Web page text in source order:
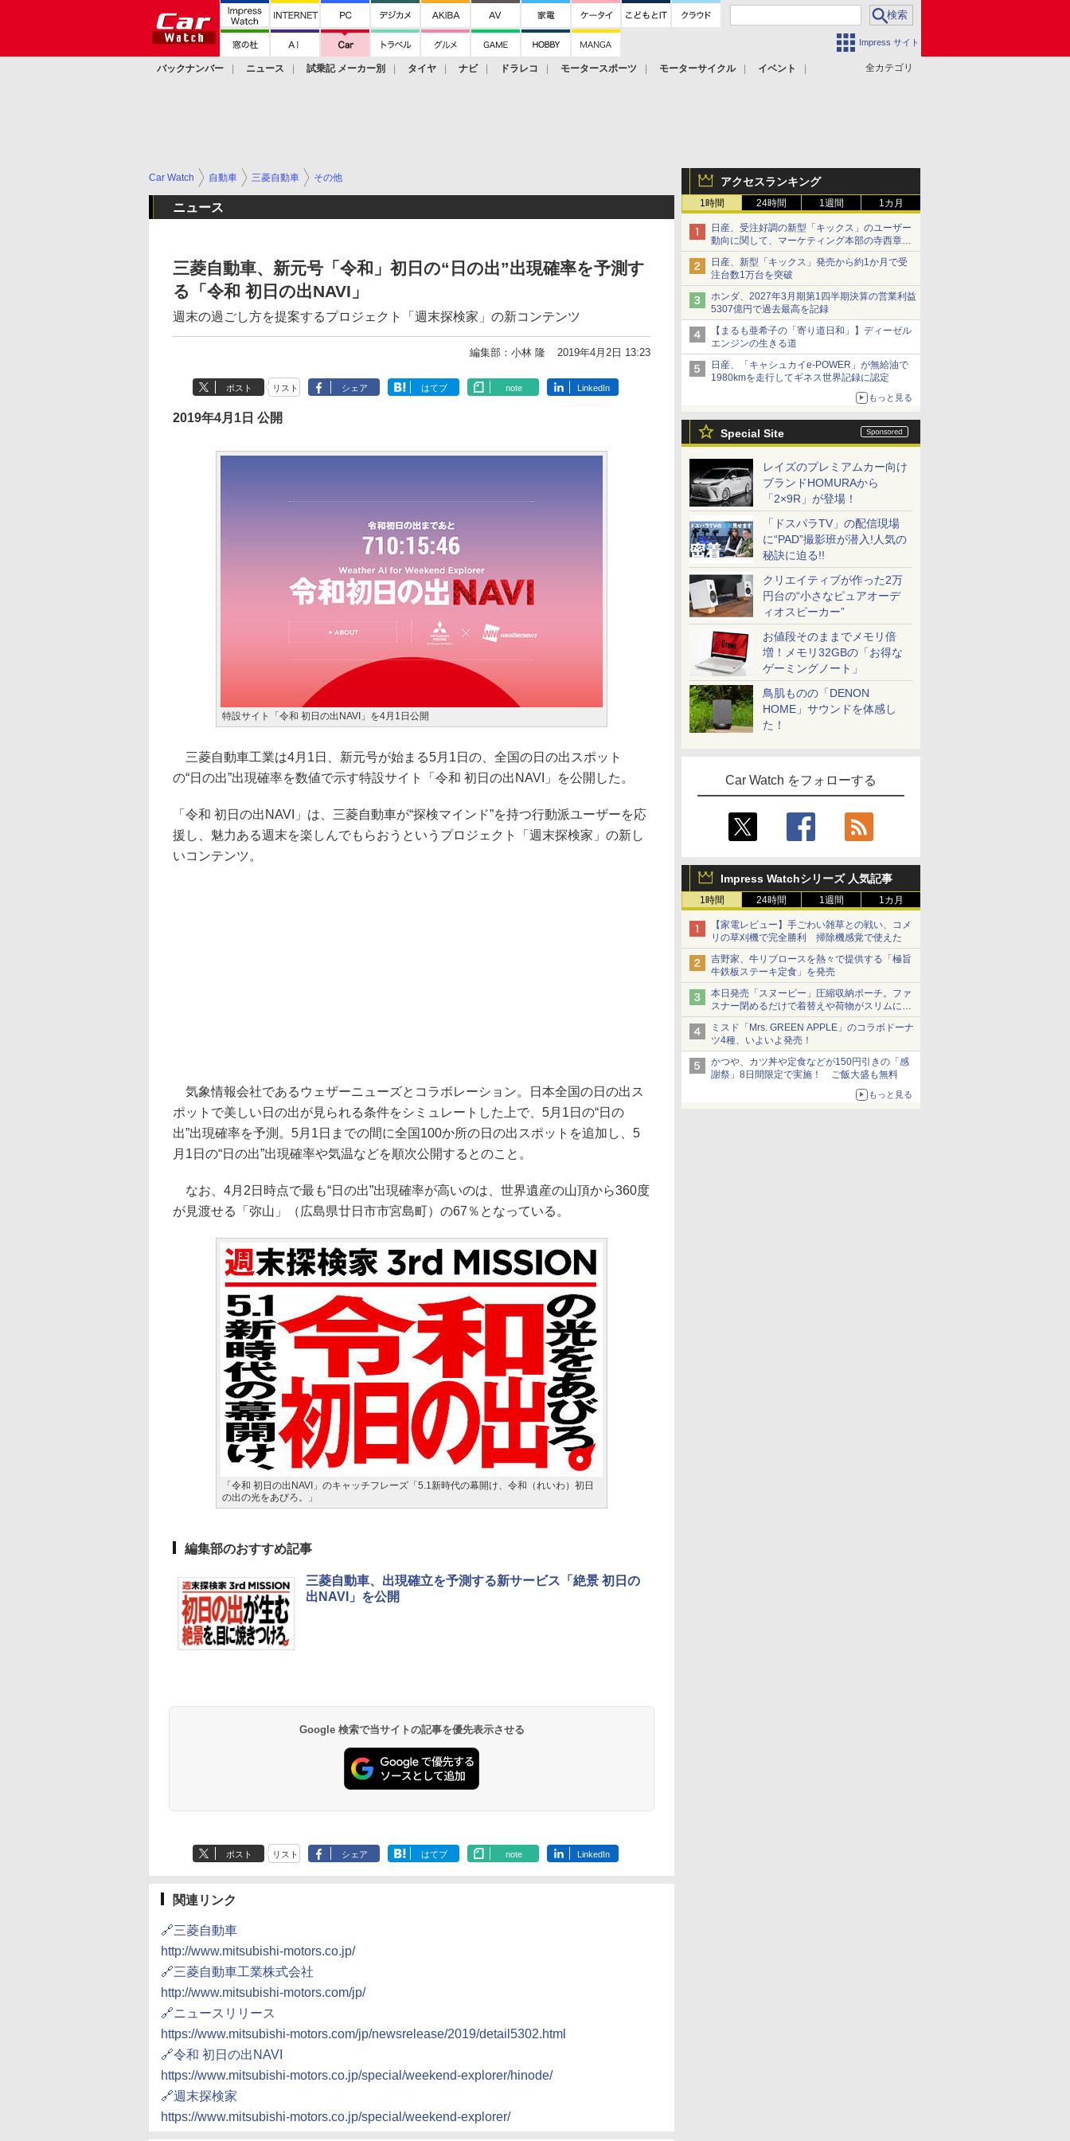
Impress サイト
全カテゴリ
バックナンバー ニュース 試乗記 メーカー別 タイヤ ナビ ドラレコ モータースポーツ モーターサイクル
イベント
アクセスランキング
1時間 24時間 1週間 1カ月
日産、受注好調の新型「キックス」のユーザー
動向に関して、マーケティング本部の寺西章氏
が解説
日産、新型「キックス」発売から約1か月で受
注台数1万台を突破
ホンダ、2027年3月期第1四半期決算の営業利益
5307億円で過去最高を記録
【まるも亜希子の「寄り道日和」】ディーゼル
エンジンの生きる道
日産、「キャシュカイe-POWER」が無給油で
1980kmを走行してギネス世界記録に認定
もっと見る
Special Site
レイズのプレミアムカー向け
ブランドHOMURAから
「2×9R」が登場！
「ドスパラTV」の配信現場
に“PAD”撮影班が潜入!人気の
秘訣に迫る!!
クリエイティブが作った2万
円台の“小さなピュアオーデ
ィオスピーカー”
お値段そのままでメモリ倍
増！メモリ32GBの「お得な
ゲーミングノート」
鳥肌ものの「DENON
HOME」サウンドを体感し
た！
Car Watch をフォローする
Impress Watchシリーズ 人気記事
1時間 24時間 1週間 1カ月
【家電レビュー】手ごわい雑草との戦い、コメ
リの草刈機で完全勝利 掃除機感覚で使えた
吉野家、牛リブロースを熱々で提供する「極旨
牛鉄板ステーキ定食」を発売
本日発売「スヌーピー」圧縮収納ポーチ。ファ
スナー閉めるだけで着替えや荷物がスリムにま
とまる
ミスド「Mrs. GREEN APPLE」のコラボドーナ
ツ4種、いよいよ発売！
かつや、カツ丼や定食などが150円引きの「感
謝祭」8日間限定で実施！ ご飯大盛も無料
もっと見る
Car Watch 自動車 三菱自動車 その他
ニュース
三菱自動車、新元号「令和」初日の“日の出”出現確率を予測す
る「令和 初日の出NAVI」
週末の過ごし方を提案するプロジェクト「週末探検家」の新コンテンツ
編集部：小林 隆 2019年4月2日 13:23
ポスト リスト シェア はてブ note LinkedIn
2019年4月1日 公開
特設サイト「令和 初日の出NAVI」を4月1日公開
三菱自動車工業は4月1日、新元号が始まる5月1日の、全国の日の出スポット
の“日の出”出現確率を数値で示す特設サイト「令和 初日の出NAVI」を公開した。
「令和 初日の出NAVI」は、三菱自動車が“探検マインド”を持つ行動派ユーザーを応
援し、魅力ある週末を楽しんでもらおうというプロジェクト「週末探検家」の新し
いコンテンツ。
気象情報会社であるウェザーニューズとコラボレーション。日本全国の日の出ス
ポットで美しい日の出が見られる条件をシミュレートした上で、5月1日の“日の
出”出現確率を予測。5月1日までの間に全国100か所の日の出スポットを追加し、5
月1日の“日の出”出現確率や気温などを順次公開するとのこと。
なお、4月2日時点で最も“日の出”出現確率が高いのは、世界遺産の山頂から360度
が見渡せる「弥山」（広島県廿日市市宮島町）の67％となっている。
「令和 初日の出NAVI」のキャッチフレーズ「5.1新時代の幕開け、令和（れいわ）初日
の出の光をあびろ。」
編集部のおすすめ記事
三菱自動車、出現確立を予測する新サービス「絶景 初日の
出NAVI」を公開
Google 検索で当サイトの記事を優先表示させる
ポスト リスト シェア はてブ note LinkedIn
関連リンク
🔗三菱自動車
http://www.mitsubishi-motors.co.jp/
🔗三菱自動車工業株式会社
http://www.mitsubishi-motors.com/jp/
🔗ニュースリリース
https://www.mitsubishi-motors.com/jp/newsrelease/2019/detail5302.html
🔗令和 初日の出NAVI
https://www.mitsubishi-motors.co.jp/special/weekend-explorer/hinode/
🔗週末探検家
https://www.mitsubishi-motors.co.jp/special/weekend-explorer/